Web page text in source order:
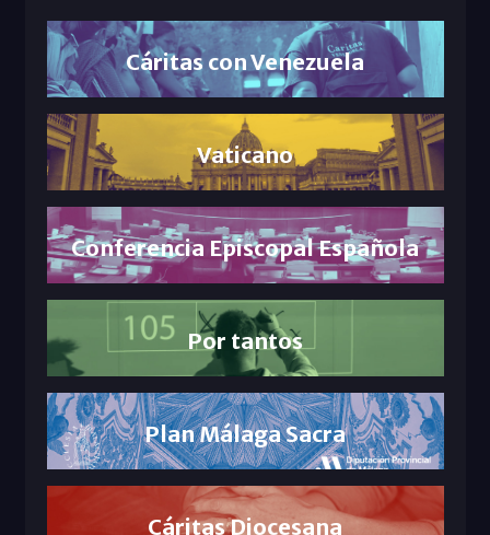
Cáritas con Venezuela
Vaticano
Conferencia Episcopal Española
Por tantos
Plan Málaga Sacra
Cáritas Diocesana